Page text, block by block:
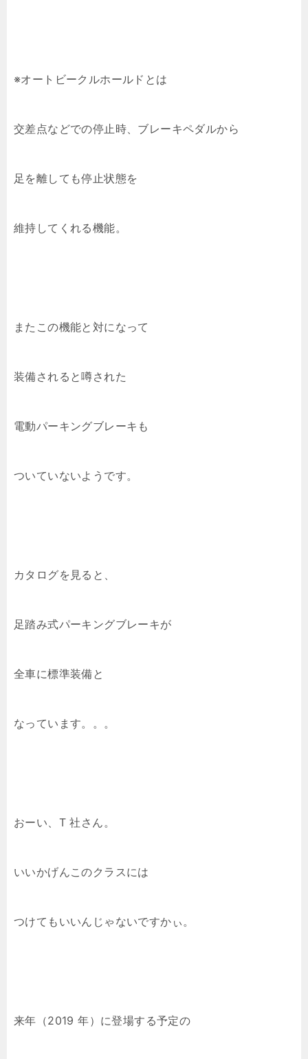
※オートビークルホールドとは
交差点などでの停止時、ブレーキペダルから
足を離しても停止状態を
維持してくれる機能。
またこの機能と対になって
装備されると噂された
電動パーキングブレーキも
ついていないようです。
カタログを見ると、
足踏み式パーキングブレーキが
全車に標準装備と
なっています。。。
おーい、T 社さん。
いいかげんこのクラスには
つけてもいいんじゃないですかぃ。
来年（2019 年）に登場する予定の